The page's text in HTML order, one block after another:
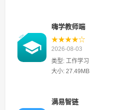
嗨学教师端
★★★★☆
2026-08-03
类型: 工作学习
大小: 27.49MB
满易智链